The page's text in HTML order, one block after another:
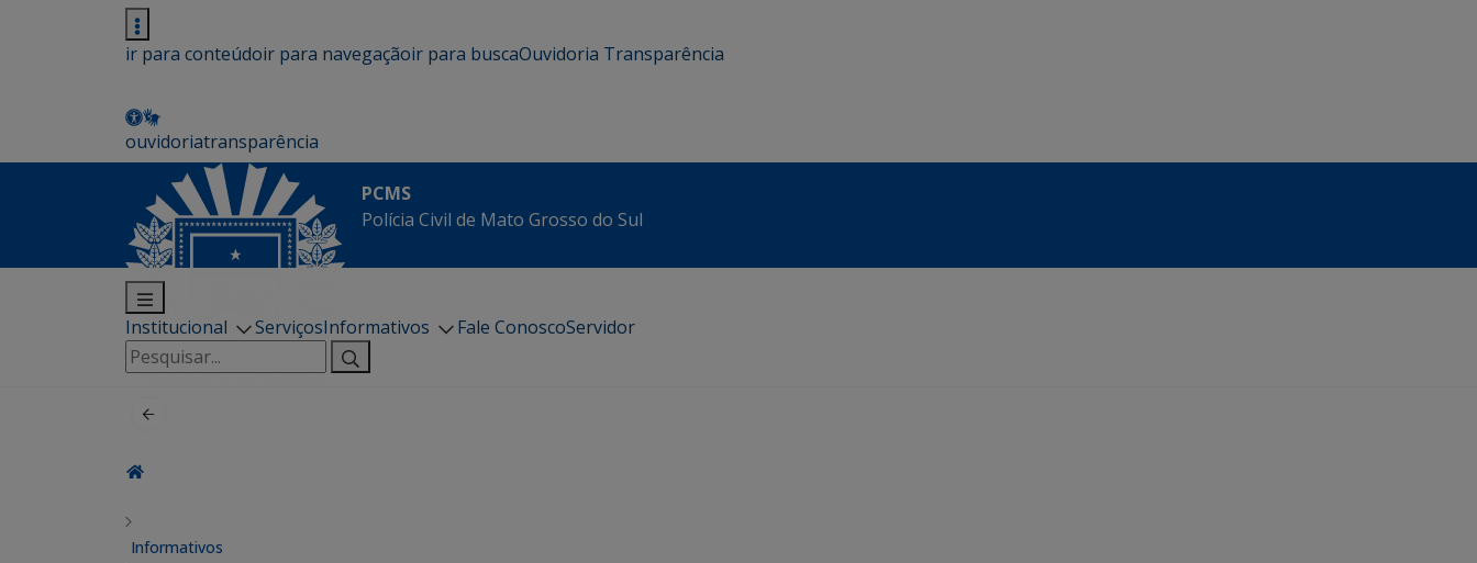
ir para conteúdoir para navegaçãoir para buscaOuvidoria Transparência
ouvidoriatransparência
PCMS
Polícia Civil de Mato Grosso do Sul
Institucional ServiçosInformativos Fale ConoscoServidor
Pesquisar
por:
Informativos